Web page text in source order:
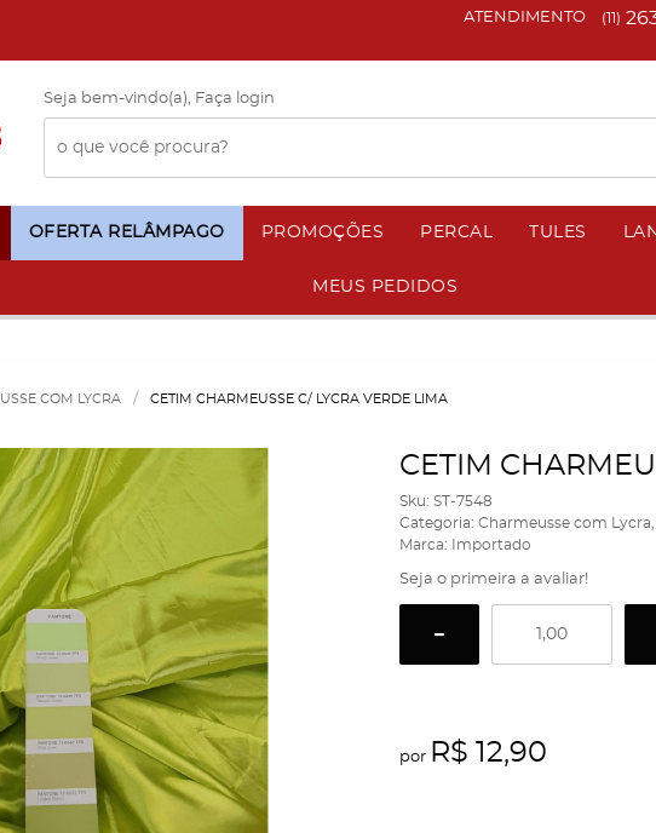
ATENDIMENTO (11)
Seja bem-vindo(a), Faça login
OFERTA RELÂMPAGO PROMOÇÕES PERCAL TULES
MEUS PEDIDOS
COM LYCRA CETIM CHARMEUSSE C/ LYCRA VERDE LIMA
CETIM
Sku: ST-7548
Categoria: Charmeusse com Lycra
Marca:
Importado
Seja o primeira a avaliar!
por R$ 12,90